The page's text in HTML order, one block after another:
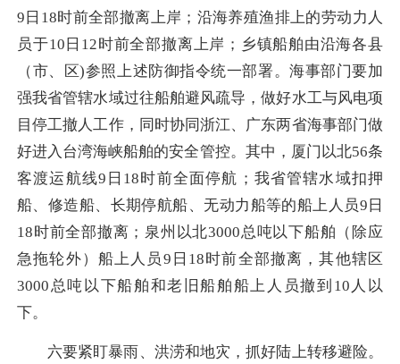
9日18时前全部撤离上岸；沿海养殖渔排上的劳动力人
员于10日12时前全部撤离上岸；乡镇船舶由沿海各县
（市、区)参照上述防御指令统一部署。海事部门要加
强我省管辖水域过往船舶避风疏导，做好水工与风电项
目停工撤人工作，同时协同浙江、广东两省海事部门做
好进入台湾海峡船舶的安全管控。其中，厦门以北56条
客渡运航线9日18时前全面停航；我省管辖水域扣押
船、修造船、长期停航船、无动力船等的船上人员9日
18时前全部撤离；泉州以北3000总吨以下船舶（除应
急拖轮外）船上人员9日18时前全部撤离，其他辖区
3000总吨以下船舶和老旧船舶船上人员撤到10人以
下。
六要紧盯暴雨、洪涝和地灾，抓好陆上转移避险。